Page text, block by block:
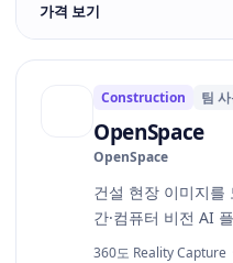
가격 보기
Construction 팀
OpenSpace
OpenSpace
건설 현장 이미지를
간·컴퓨터 비전 AI
360도 Reality Capture